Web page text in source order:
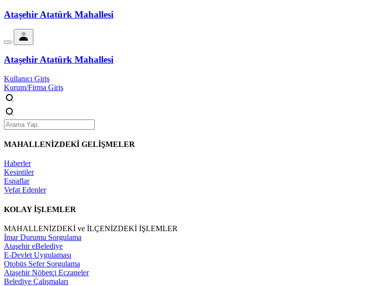
Ataşehir Atatürk Mahallesi
Ataşehir Atatürk Mahallesi
Kullanıcı Giriş
Kurum/Firma Giriş
MAHALLENİZDEKİ GELİŞMELER
Haberler
Kesintiler
Esnaflar
Vefat Edenler
KOLAY İŞLEMLER
MAHALLENİZDEKİ ve İLÇENİZDEKİ İŞLEMLER
İmar Durumu Sorgulama
Ataşehir eBelediye
E-Devlet Uygulaması
Otobüs Sefer Sorgulama
Ataşehir Nöbetçi Eczaneler
Belediye Çalışmaları